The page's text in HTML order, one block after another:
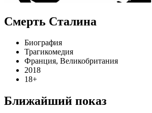
Смерть Сталина
Биография
Трагикомедия
Франция, Великобритания
2018
18+
Ближайший показ